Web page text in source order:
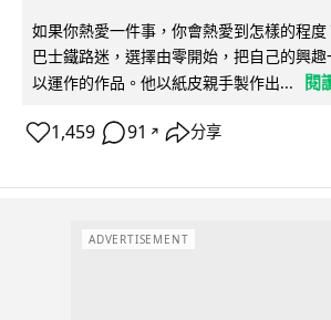
如果你熱愛一件事，你會熱愛到怎樣的程
巴士鐵路迷，選擇由零開始，把自己的興
以運作的作品。他以紙皮親手製作出...
閱
1,459 91 ↗ 分享
ADVERTISEMENT